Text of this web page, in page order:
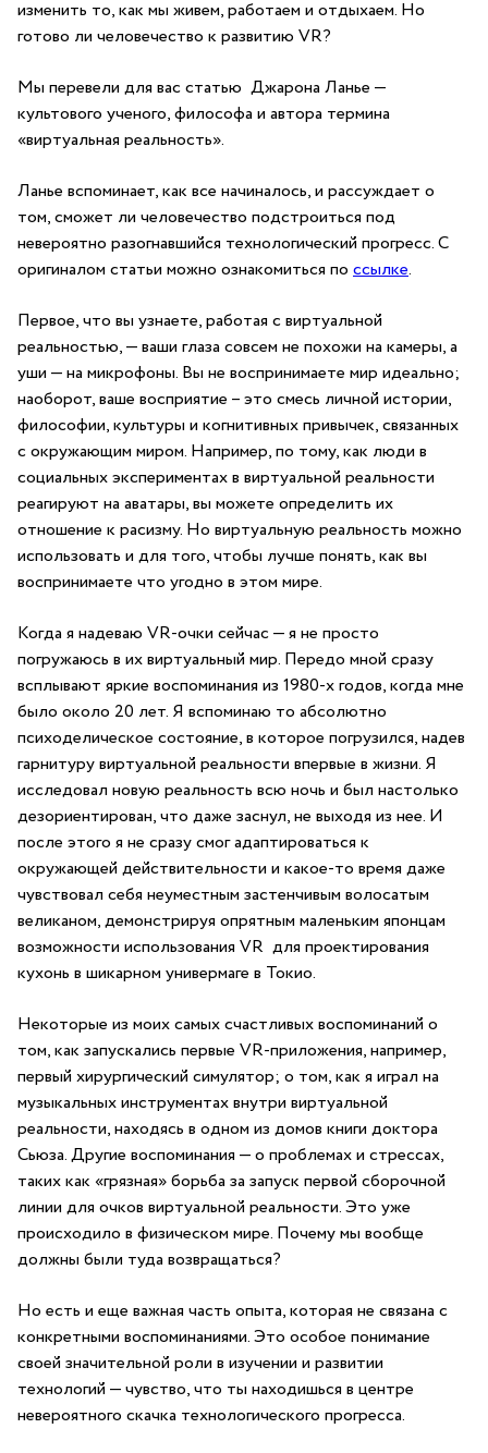
изменить то, как мы живем, работаем и отдыхаем. Но
готово ли человечество к развитию VR?
Мы перевели для вас статью Джарона Ланье —
культового ученого, философа и автора термина
«виртуальная реальность».
Ланье вспоминает, как все начиналось, и рассуждает о
том, сможет ли человечество подстроиться под
невероятно разогнавшийся технологический прогресс. С
оригиналом статьи можно ознакомиться по ссылке.
Первое, что вы узнаете, работая с виртуальной
реальностью, — ваши глаза совсем не похожи на камеры, а
уши — на микрофоны. Вы не воспринимаете мир идеально;
наоборот, ваше восприятие – это смесь личной истории,
философии, культуры и когнитивных привычек, связанных
с окружающим миром. Например, по тому, как люди в
социальных экспериментах в виртуальной реальности
реагируют на аватары, вы можете определить их
отношение к расизму. Но виртуальную реальность можно
использовать и для того, чтобы лучше понять, как вы
воспринимаете что угодно в этом мире.
Когда я надеваю VR-очки сейчас — я не просто
погружаюсь в их виртуальный мир. Передо мной сразу
всплывают яркие воспоминания из 1980-х годов, когда мне
было около 20 лет. Я вспоминаю то абсолютно
психоделическое состояние, в которое погрузился, надев
гарнитуру виртуальной реальности впервые в жизни. Я
исследовал новую реальность всю ночь и был настолько
дезориентирован, что даже заснул, не выходя из нее. И
после этого я не сразу смог адаптироваться к
окружающей действительности и какое-то время даже
чувствовал себя неуместным застенчивым волосатым
великаном, демонстрируя опрятным маленьким японцам
возможности использования VR для проектирования
кухонь в шикарном универмаге в Токио.
Некоторые из моих самых счастливых воспоминаний о
том, как запускались первые VR-приложения, например,
первый хирургический симулятор; о том, как я играл на
музыкальных инструментах внутри виртуальной
реальности, находясь в одном из домов книги доктора
Сьюза. Другие воспоминания — о проблемах и стрессах,
таких как «грязная» борьба за запуск первой сборочной
линии для очков виртуальной реальности. Это уже
происходило в физическом мире. Почему мы вообще
должны были туда возвращаться?
Но есть и еще важная часть опыта, которая не связана с
конкретными воспоминаниями. Это особое понимание
своей значительной роли в изучении и развитии
технологий — чувство, что ты находишься в центре
невероятного скачка технологического прогресса.